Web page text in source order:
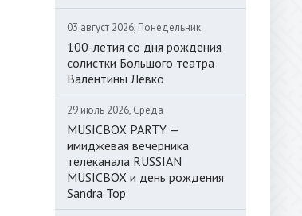
03 август 2026, Понедельник
100-летия со дня рождения
солистки Большого театра
Валентины Левко
29 июль 2026, Среда
MUSICBOX PARTY —
имиджевая вечерника
телеканала RUSSIAN
MUSICBOX и день рождения
Sandra Top